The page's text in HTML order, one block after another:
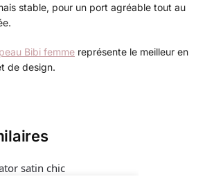
stable, pour un port agréable tout au
Bibi femme représente le meilleur en
de design.